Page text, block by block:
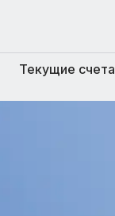
Текущие счета